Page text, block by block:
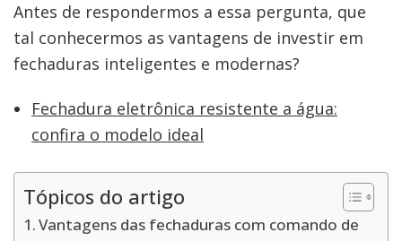
Antes de respondermos a essa pergunta, que
tal conhecermos as vantagens de investir em
fechaduras inteligentes e modernas?
Fechadura eletrônica resistente a água:
confira o modelo ideal
Tópicos do artigo
Vantagens das fechaduras com comando de